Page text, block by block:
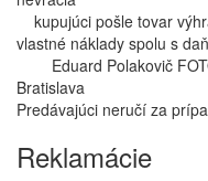
kupujúci pošle tovar
vlastné náklady spolu s
Eduard Polakovič
Bratislava
Predávajúci neručí za
Reklamácie